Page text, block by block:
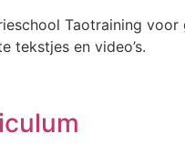
Taotraining voor
tekstjes en video’s.